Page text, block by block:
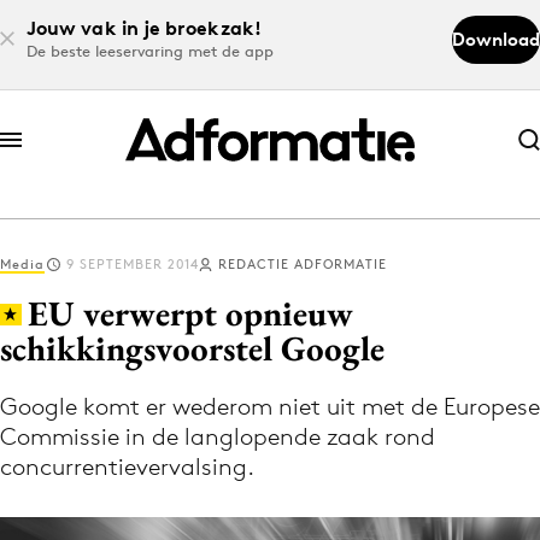
Jouw vak in je broekzak!
De beste leeservaring met de app
Download
Abonneer nu
Abonneer nu
Log in
Volg het laatste nieuws via de Adformatie
Nieuws app
Media 9 SEPTEMBER 2014 REDACTIE ADFORMATIE
EU verwerpt opnieuw
schikkingsvoorstel Google
Google komt er wederom niet uit met de Europese
Commissie in de langlopende zaak rond
concurrentievervalsing.